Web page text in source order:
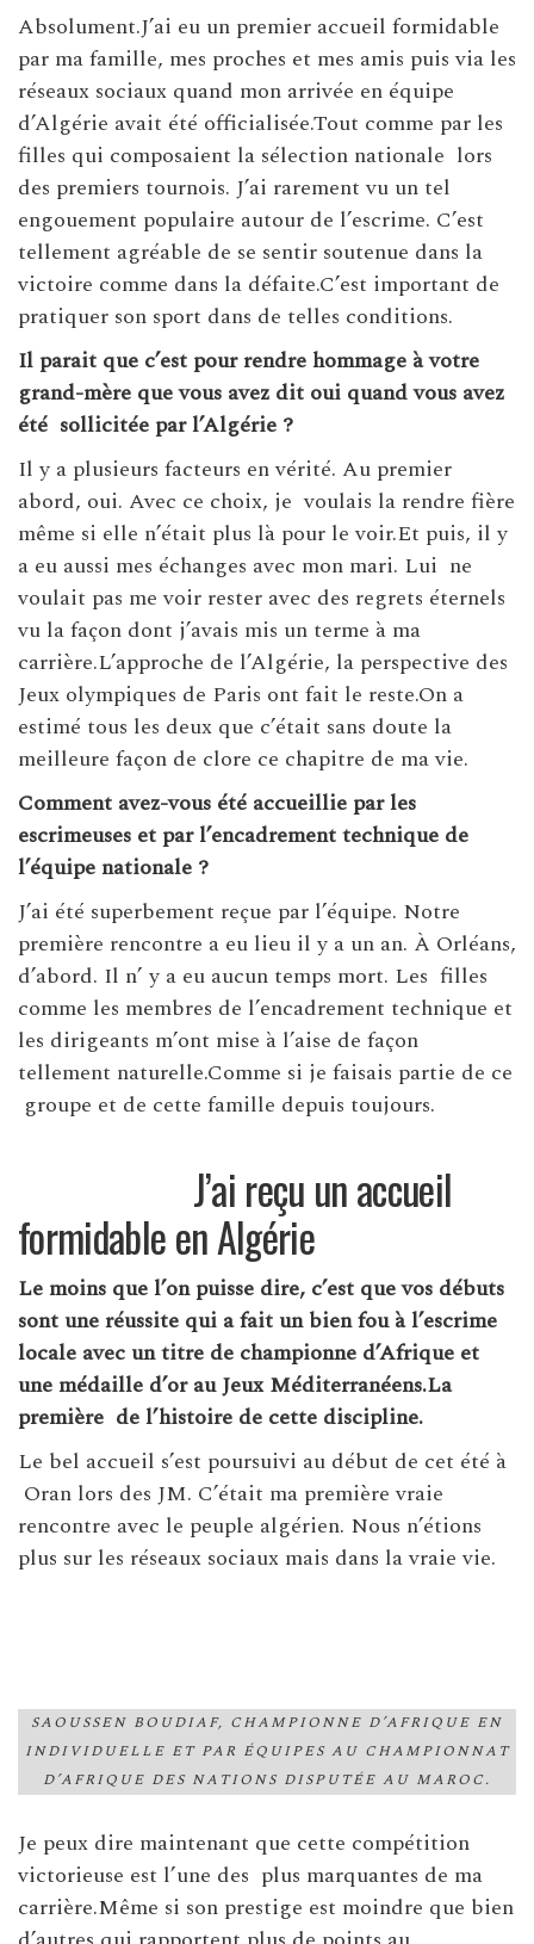
Absolument.J’ai eu un premier accueil formidable
par ma famille, mes proches et mes amis puis via les
réseaux sociaux quand mon arrivée en équipe
d’Algérie avait été officialisée.Tout comme par les
filles qui composaient la sélection nationale lors
des premiers tournois. J’ai rarement vu un tel
engouement populaire autour de l’escrime. C’est
tellement agréable de se sentir soutenue dans la
victoire comme dans la défaite.C’est important de
pratiquer son sport dans de telles conditions.
Il parait que c’est pour rendre hommage à votre
grand-mère que vous avez dit oui quand vous avez
été sollicitée par l’Algérie ?
Il y a plusieurs facteurs en vérité. Au premier
abord, oui. Avec ce choix, je voulais la rendre fière
même si elle n’était plus là pour le voir.Et puis, il y
a eu aussi mes échanges avec mon mari. Lui ne
voulait pas me voir rester avec des regrets éternels
vu la façon dont j’avais mis un terme à ma
carrière.L’approche de l’Algérie, la perspective des
Jeux olympiques de Paris ont fait le reste.On a
estimé tous les deux que c’était sans doute la
meilleure façon de clore ce chapitre de ma vie.
Comment avez-vous été accueillie par les
escrimeuses et par l’encadrement technique de
l’équipe nationale ?
J’ai été superbement reçue par l’équipe. Notre
première rencontre a eu lieu il y a un an. À Orléans,
d’abord. Il n’ y a eu aucun temps mort. Les filles
comme les membres de l’encadrement technique et
les dirigeants m’ont mise à l’aise de façon
tellement naturelle.Comme si je faisais partie de ce
groupe et de cette famille depuis toujours.
J’ai reçu un accueil
formidable en Algérie
Le moins que l’on puisse dire, c’est que vos débuts
sont une réussite qui a fait un bien fou à l’escrime
locale avec un titre de championne d’Afrique et
une médaille d’or au Jeux Méditerranéens.La
première de l’histoire de cette discipline.
Le bel accueil s’est poursuivi au début de cet été à
Oran lors des JM. C’était ma première vraie
rencontre avec le peuple algérien. Nous n’étions
plus sur les réseaux sociaux mais dans la vraie vie.
SAOUSSEN BOUDIAF, CHAMPIONNE D’AFRIQUE EN
INDIVIDUELLE ET PAR ÉQUIPES AU CHAMPIONNAT
D’AFRIQUE DES NATIONS DISPUTÉE AU MAROC.
Je peux dire maintenant que cette compétition
victorieuse est l’une des plus marquantes de ma
carrière.Même si son prestige est moindre que bien